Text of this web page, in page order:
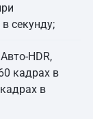
секунду;
HDR,
кадрах в
в